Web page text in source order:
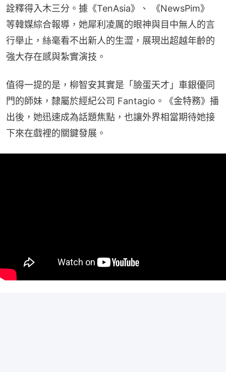
詮釋得入木三分。據《TenAsia》、 《NewsPim》
等韓媒綜合報導，她犀利凌厲的眼神與目中無人的言
行舉止，絲毫看不出新人的生澀，展現出超越年齡的
強大存在感與紮實演技。
值得一提的是，柳智安其實是「臉蛋天才」車銀優同
門的師妹，隸屬於經紀公司 Fantagio。《金特務》播
出後，她迅速成為話題焦點，也讓外界相當期待她接
下來在戲裡的關鍵發展。